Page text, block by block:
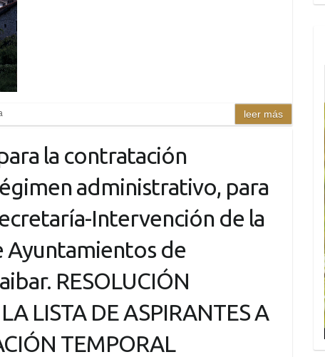
leer más
la contratación
administrativo, para
Intervención de la
Ayuntamientos de
RESOLUCIÓN
LISTA DE ASPIRANTES A
TEMPORAL